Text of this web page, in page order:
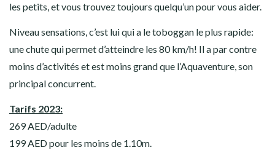
les petits, et vous trouvez toujours quelqu’un pour vous aider.
Niveau sensations, c’est lui qui a le toboggan le plus rapide:
une chute qui permet d’atteindre les 80 km/h! Il a par contre
moins d’activités et est moins grand que l’Aquaventure, son
principal concurrent.
Tarifs 2023:
269 AED/adulte
199 AED pour les moins de 1.10m.